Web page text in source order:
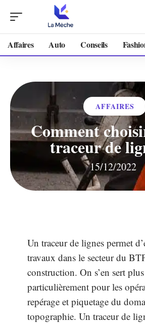
Affaires Auto Conseils
AFFAIRES
Comment
traceur de
15/12/2022
Un traceur de lignes permet
travaux dans le secteur du
construction. On s’en sert plus
particulièrement pour les
repérage et piquetage du
topographie. Un traceur de